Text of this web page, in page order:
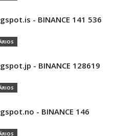
- BINANCE 141 536
- BINANCE 128619
- BINANCE 146